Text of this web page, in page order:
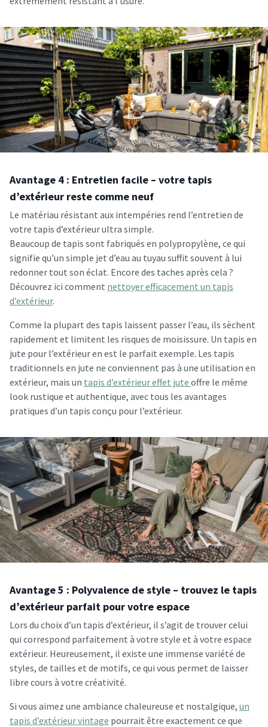
Avantage 4 : Entretien facile – votre tapis
d’extérieur reste comme neuf
Le matériau résistant aux intempéries rend l’entretien de
votre tapis d’extérieur ultra simple.
Beaucoup de tapis sont fabriqués en polypropylène, ce qui
signifie qu’un simple jet d’eau au tuyau suffit souvent à lui
redonner tout son éclat. Encore des taches après cela ?
Découvrez ici comment nettoyer efficacement un tapis
d’extérieur.
Comme la plupart des tapis laissent passer l’eau, ils sèchent
rapidement et limitent les risques de moisissure. Un tapis en
jute pour l’extérieur en est le parfait exemple. Les tapis
traditionnels en jute ne conviennent pas à une utilisation en
extérieur, mais un tapis d’extérieur effet jute offre le même
look rustique et authentique, avec tous les avantages
pratiques d’un tapis conçu pour l’extérieur.
Avantage 5 : Polyvalence de style – trouvez le tapis
d’extérieur parfait pour votre espace
Lors du choix d’un tapis d’extérieur, il s’agit de trouver celui
qui correspond parfaitement à votre style et à votre espace
extérieur. Heureusement, il existe une immense variété de
styles, de tailles et de motifs, ce qui vous permet de laisser
libre cours à votre créativité.
Si vous aimez une ambiance chaleureuse et nostalgique, un
tapis d’extérieur vintage pourrait être exactement ce que